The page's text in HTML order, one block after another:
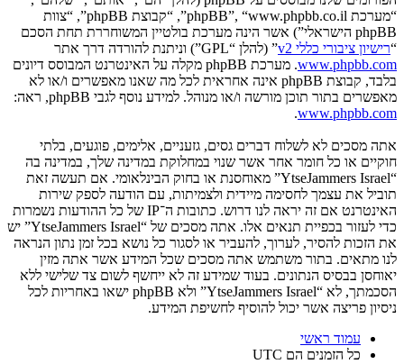
“מערכת phpBB”, “www.phpbb.co.il”, “קבוצת phpBB”, “צוות
phpBB הישראלי”) אשר הינה מערכת בולטיין המשוחררת תחת הסכם
“רישיון ציבורי כללי v2
” (להלן “GPL”) וניתנת להורדה דרך אתר
www.phpbb.com
. מערכת phpBB מקלה על האינטרנט המבוסס דיונים
בלבד, קבוצת phpBB אינה אחראית לכל מה שאנו מאפשרים ו/או לא
מאפשרים בתור תוכן מורשה ו/או מנוהל. למידע נוסף לגבי phpBB, ראה:
www.phpbb.com
.
אתה מסכים לא לשלוח דברים גסים, גזעניים, אלימים, פוגעים, בלתי
חוקיים או כל חומר אחר אשר שנוי במחלוקת במדינה שלך, במדינה בה
“YtseJammers Israel” מאוחסנת או בחוק הבינלאומי. אם תעשה זאת
תוביל את עצמך לחסימה מיידית ולצמיתות, עם הודעה לספק שירות
האינטרנט אם זה יראה לנו דרוש. כתובות ה־IP של כל ההודעות נשמרות
כדי לעזור בכפיית תנאים אלו. אתה מסכים של “YtseJammers Israel” יש
את הזכות להסיר, לערוך, להעביר או לסגור כל נושא בכל זמן נתון הנראה
לנו מתאים. בתור משתמש אתה מסכים שכל המידע אשר אתה מזין
יאוחסן בבסיס הנתונים. בעוד שמידע זה לא ייחשף לשום צד שלישי ללא
הסכמתך, לא “YtseJammers Israel” ולא phpBB ישאו באחריות לכל
ניסיון פריצה אשר יכול להוסיף לחשיפת המידע.
עמוד ראשי
כל הזמנים הם UTC